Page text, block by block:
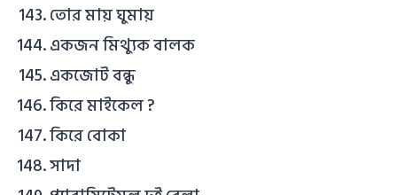
তোর মায় ঘুমায়
একজন মিথ্যুক বালক
একজোট বন্ধু
কিরে মাইকেল ?
কিরে বোকা
সাদা